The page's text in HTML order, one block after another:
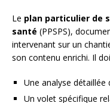
Le plan particulier de
santé (PPSPS),
intervenant sur un
son contenu enrichi. Il
Une analyse détaillée
Un volet spécifique